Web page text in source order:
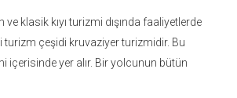
klasik kıyı turizmi dışında faaliyetlerde
çeşidi kruvaziyer turizmidir. Bu
içerisinde yer alır. Bir yolcunun bütün